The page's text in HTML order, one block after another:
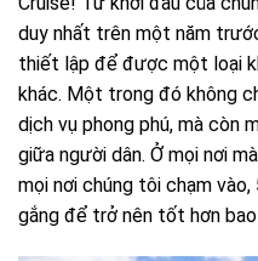
duy nhất trên một năm
thiết lập để được một loại
khác. Một trong đó không
dịch vụ phong phú, mà còn
giữa người dân. Ở mọi nơi
mọi nơi chúng tôi chạm
gắng để trở nên tốt hơn